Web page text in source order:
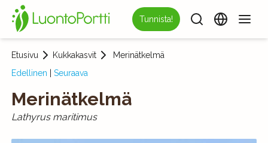
Tunnista!
Etusivu Kukkakasvit
Merinätkelmä
Edellinen
Seuraava
Merinätkelmä
Lathyrus maritimus